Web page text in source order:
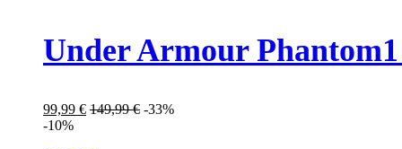
Under Armour
99,99 € 149,99€ -33%
-10%